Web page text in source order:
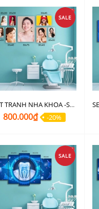
SALE
SET TRANH NHA KHOA -SET 57
800.000₫ -20%
SALE